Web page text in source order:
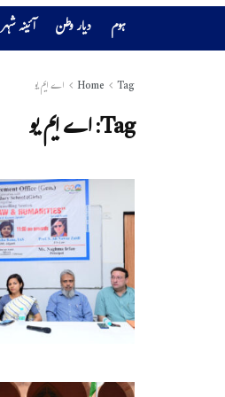
ہوم دیار وطن آئینہ شہر
Home Tag اے ایم یو
Tag:اے ایم یو